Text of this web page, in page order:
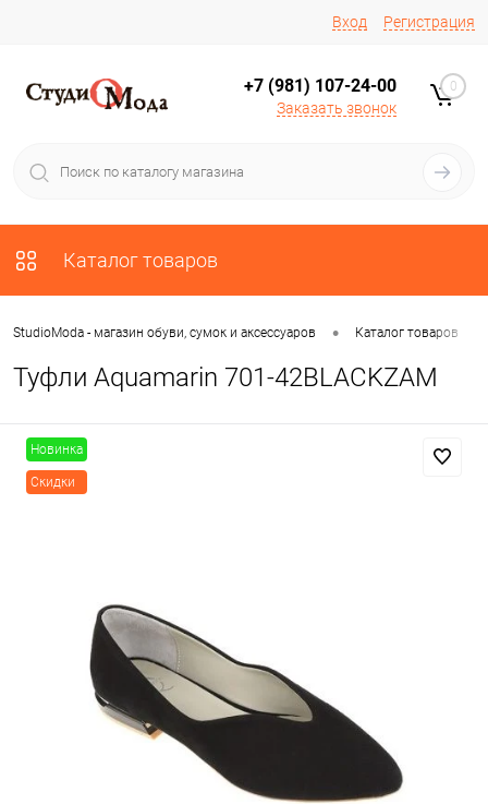
Вход Регистрация
+7 (981) 107-24-00
Заказать звонок
0
Каталог товаров
StudioModa - магазин обуви, сумок и аксессуаров • Каталог товаров
Туфли Aquamarin 701-42BLACKZAM
Новинка
Скидки